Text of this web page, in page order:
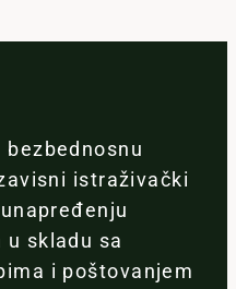
istraživački
skladu sa
i poštovanjem